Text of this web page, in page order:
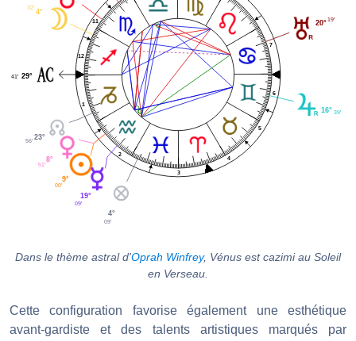
1
2
3
4
5
6
7
11
12
20°19'
4°
32'
29°
41'
23°
56'
8°
51'
9°
00'
19°
09'
4°
09'
16° 39'
Dans le thème astral d'Oprah Winfrey, Vénus est cazimi au Soleil
en Verseau.
Cette configuration favorise également une esthétique
avant-gardiste et des talents artistiques marqués par